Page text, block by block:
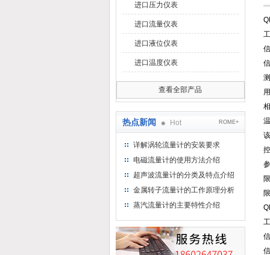
进口压力仪表
进口流量仪表
进口液位仪表
进口温度仪表
查看全部产品
热点新闻 Hot ROME+
详解涡轮流量计的安装要求
电磁流量计的使用方法介绍
超声波流量计的分类及特点介绍
金属转子流量计的工作原理分析
蒸汽流量计的主要特性介绍